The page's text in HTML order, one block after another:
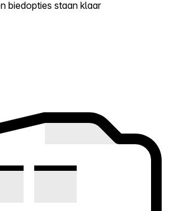
biedopties staan klaar